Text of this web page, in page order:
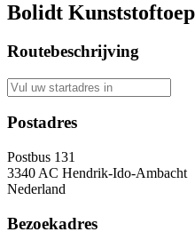
Bolidt
Routebeschrijving
Postadres
Postbus 131
3340 AC Hendrik-Ido-Ambacht
Nederland
Bezoekadres